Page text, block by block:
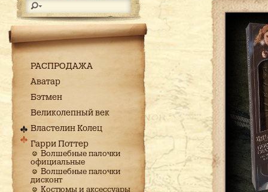
РАСПРОДАЖА
Аватар
Бэтмен
Великолепный век
Властелин Колец
Гарри Поттер
Волшебные палочки
официальные
Волшебные палочки
дисконт
Костюмы и аксессуары